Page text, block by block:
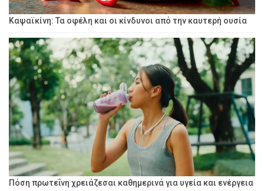
Καψαϊκίνη: Τα οφέλη και οι κίνδυνοι από την καυτερή ουσία
Πόση πρωτεΐνη χρειάζεσαι καθημερινά για υγεία και ενέργεια